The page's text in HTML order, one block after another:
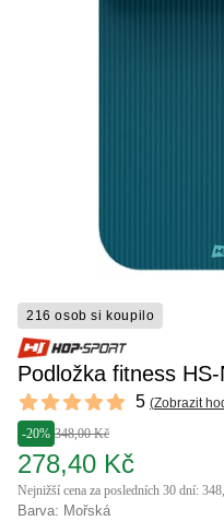
216 osob si koupilo
Podložka fitness
Reviews
5 out of 5 stars 5 (Zobrazit
-20% 348,00 Kč
278,40 Kč
Nejnižší cena za posledních 30 dní:
Barva: Mořská